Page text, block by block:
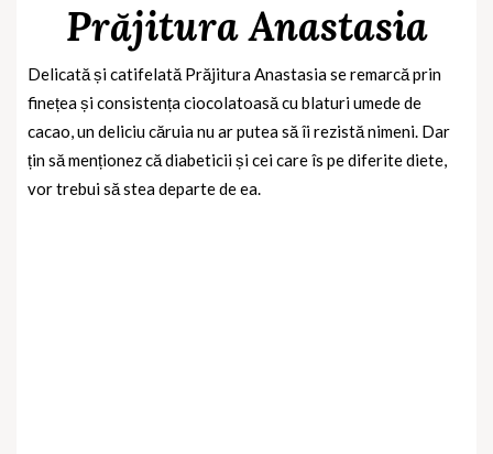
Prăjitura Anastasia
Delicată și catifelată Prăjitura Anastasia se remarcă prin
finețea și consistența ciocolatoasă cu blaturi umede de
cacao, un deliciu căruia nu ar putea să îi rezistă nimeni. Dar
țin să menționezcă diabeticii și cei care îs pe diferite diete,
vor trebui să stea departe de ea.